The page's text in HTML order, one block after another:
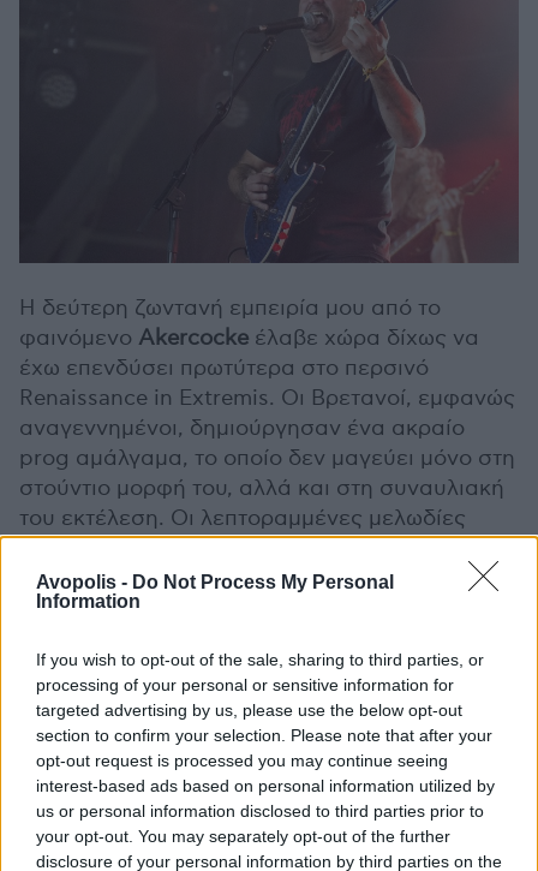
Avopolis - Do Not Process My Personal
Information
If you wish to opt-out of the sale, sharing to third parties, or
processing of your personal or sensitive information for
targeted advertising by us, please use the below opt-out
section to confirm your selection. Please note that after your
opt-out request is processed you may continue seeing
interest-based ads based on personal information utilized by
us or personal information disclosed to third parties prior to
your opt-out. You may separately opt-out of the further
disclosure of your personal information by third parties on the
Η δεύτερη ζωντανή εμπειρία μου από το
φαινόμενο Akercocke έλαβε χώρα δίχως να
έχω επενδύσει πρωτύτερα στο περσινό
Renaissance in Extremis. Οι Βρετανοί, εμφανώς
αναγεννημένοι, δημιούργησαν ένα ακραίο
prog αμάλγαμα, το οποίο δεν μαγεύει μόνο στη
στούντιο μορφή του, αλλά και στη συναυλιακή
του εκτέλεση. Οι λεπτοραμμένες μελωδίες
ατμόσφαιρα, τη στιγμή που η εναλλαγή των
ακραίων με τα καθαρά φωνητικά, όπως και τα
λίαν εξωτική ποικιλία. Το πιο απίθανο, όμως,
είχε να κάνει με την οξύμωρη feelgood
αίσθηση που σου άφηνε η όλη παρουσίαση:
σπανίως ακραία μουσική μπορεί να γεννήσει
αντίστοιχα συναισθήματα τέρψης.